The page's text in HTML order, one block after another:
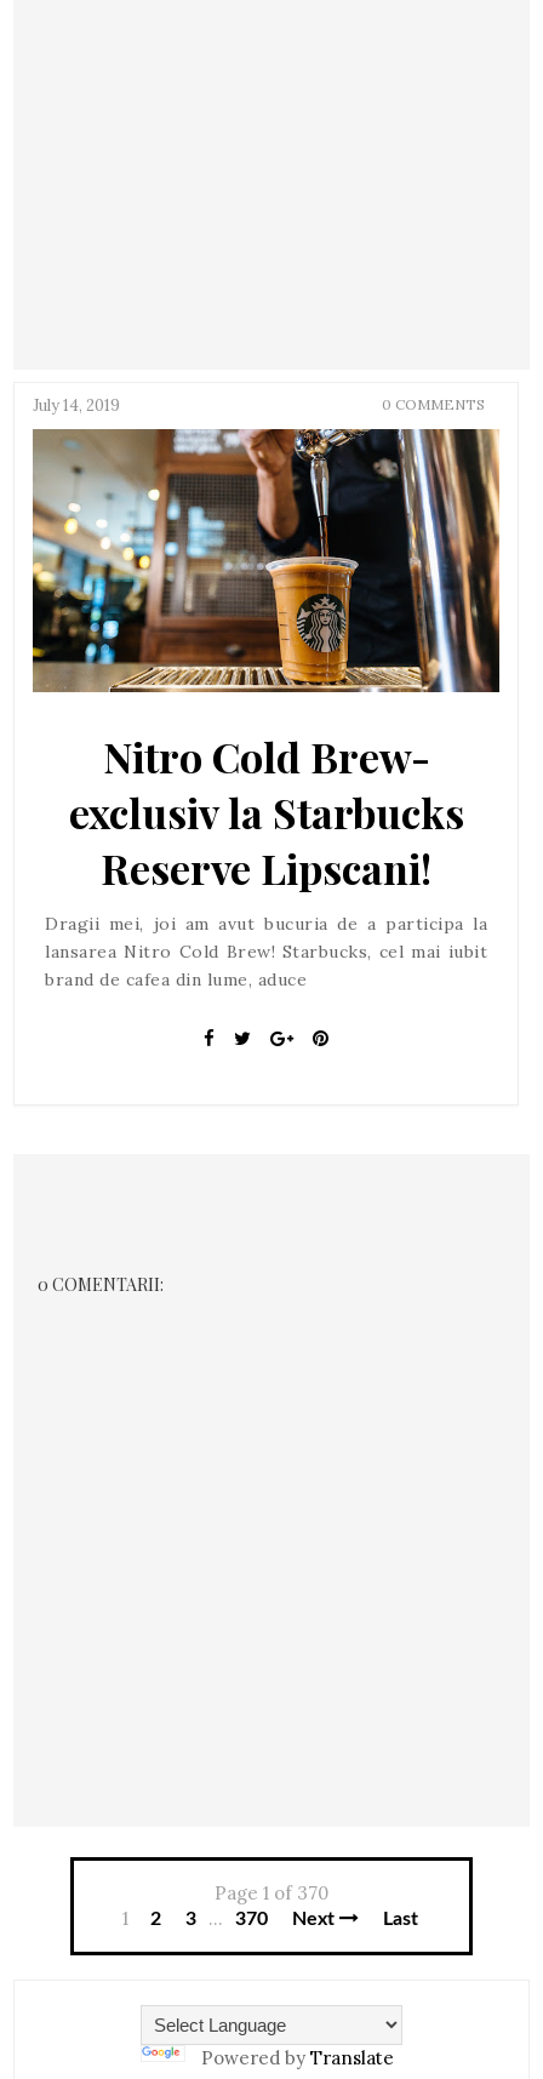
July 14, 2019 0 COMMENTS
Nitro Cold Brew-
exclusiv la Starbucks
Reserve Lipscani!
Dragii mei, joi am avut bucuria de a participa la
lansarea Nitro Cold Brew! Starbucks, cel mai iubit
brand de cafea din lume, aduce
0 COMENTARII:
Page 1 of 370
1
2 3 ... 370 Next Last
Powered by Translate